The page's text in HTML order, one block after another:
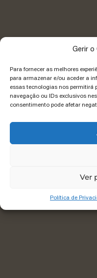
Gerir o
Para fornecer as melhores
para armazenar e/ou aceder a
essas tecnologias nos permitirá
navegação ou IDs exclusivos
consentimento pode afetar
Ver
Política de